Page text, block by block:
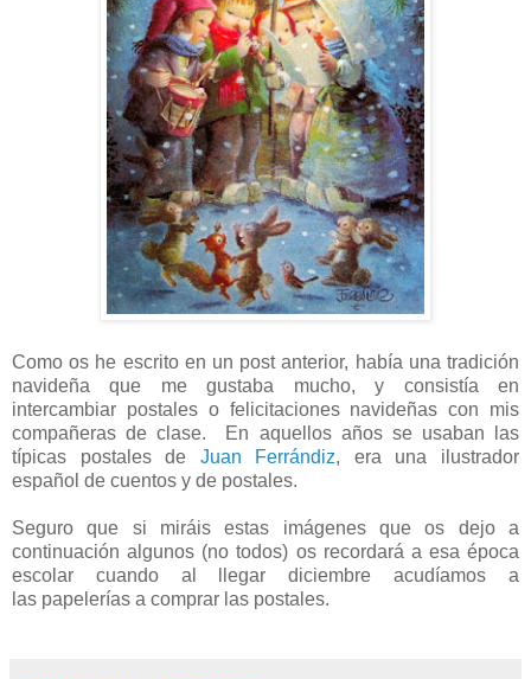
Como os he escrito en un post anterior, había una tradición
navideña que me gustaba mucho, y consistía en
intercambiar postales o felicitaciones navideñas con mis
compañeras de clase. En aquellos años se usaban las
típicas postales de Juan Ferrándiz, era una ilustrador
español de cuentos y de postales.
Seguro que si miráis estas imágenes que os dejo a
continuación algunos (no todos) os recordará a esa época
escolar cuando al llegar diciembre acudíamos a
las papelerías a comprar las postales.